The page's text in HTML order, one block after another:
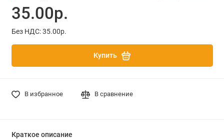
35.00р.
Без НДС: 35.00р.
Купить
В избранное В сравнение
Краткое описание